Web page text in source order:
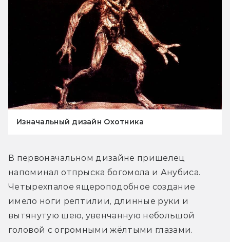
Изначальный дизайн Охотника
В первоначальном дизайне пришелец
напоминал отпрыска богомола и Анубиса.
Четырехпалое ящероподобное создание
имело ноги рептилии, длинные руки и
вытянутую шею, увенчанную небольшой
головой с огромными жёлтыми глазами.